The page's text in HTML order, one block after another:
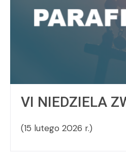
VI NIEDZIELA
(15 lutego 2026 r.)